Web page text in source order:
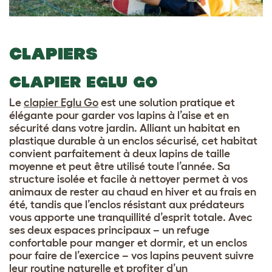
CLAPIERS
CLAPIER EGLU GO
Le clapier Eglu Go est une solution pratique et
élégante pour garder vos lapins à l’aise et en
sécurité dans votre jardin. Alliant un habitat en
plastique durable à un enclos sécurisé, cet habitat
convient parfaitement à deux lapins de taille
moyenne et peut être utilisé toute l’année. Sa
structure isolée et facile à nettoyer permet à vos
animaux de rester au chaud en hiver et au frais en
été, tandis que l’enclos résistant aux prédateurs
vous apporte une tranquillité d’esprit totale. Avec
ses deux espaces principaux – un refuge
confortable pour manger et dormir, et un enclos
pour faire de l’exercice – vos lapins peuvent suivre
leur routine naturelle et profiter d’un